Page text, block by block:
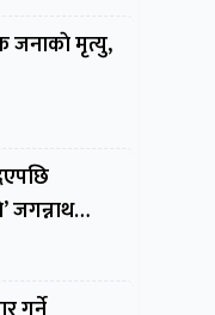
जनाकाे मृत्यु,
जगन्नाथ